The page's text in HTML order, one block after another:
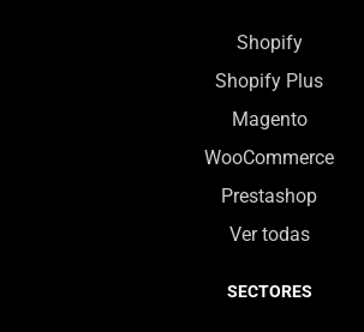
Shopify
Shopify Plus
Magento
WooCommerce
Prestashop
Ver todas
SECTORES